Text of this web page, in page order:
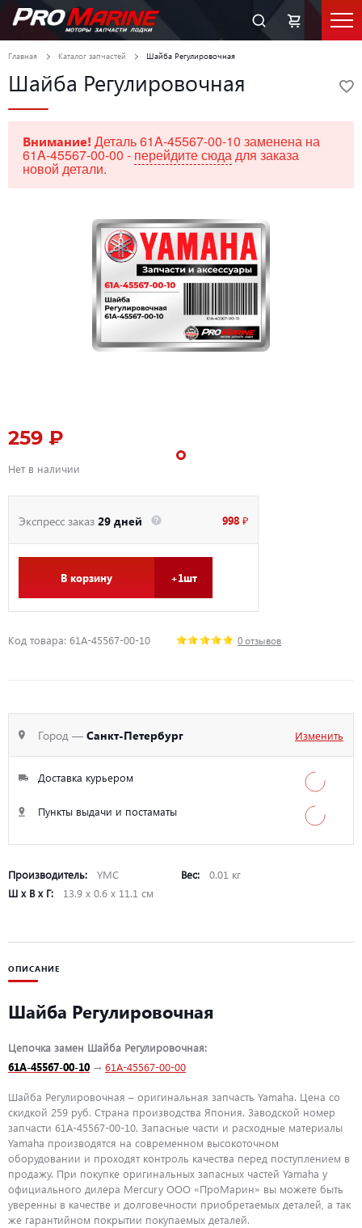
Главная Каталог запчастей Шайба Регулировочная
Шайба Регулировочная
Внимание! Деталь 61A-45567-00-10 заменена на
61A-45567-00-00 - перейдите сюдадля заказа
новой детали.
259 ₽
Нет в наличии
Экспресс заказ 29 дней 998 ₽
В корзину +1шт
Код товара: 61A-45567-00-10 0 отзывов
Город — Санкт-Петербург Изменить
Доставка курьером
Пункты выдачи и постаматы
Производитель: YMC Вес:
0.01 кг
Ш х В х Г:
13.9 х 0.6 х 11.1 см
ОПИСАНИЕ
Шайба Регулировочная
Цепочка замен Шайба Регулировочная:
61A-45567-00-10 → 61A-45567-00-00
Шайба Регулировочная – оригинальная запчасть Yamaha. Цена со
скидкой 259 руб. Страна производства Япония. Заводской номер
запчасти 61A-45567-00-10. Запасные части и расходные материалы
Yamaha производятся на современном высокоточном
оборудовании и проходят контроль качества перед поступлением в
продажу. При покупке оригинальных запасных частей Yamaha у
официального дилера Mercury ООО «ПроМарин» вы можете быть
уверенны в качестве и долговечности приобретаемых деталей, а так
же гарантийном покрытии покупаемых деталей.